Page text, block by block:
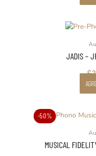
JADIS –
$
-50%
MUSICAL